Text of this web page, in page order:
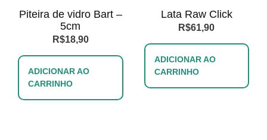
Piteira de vidro Bart –
5cm
R$18,90
ADICIONAR AO
CARRINHO
Lata Raw Click
R$61,90
ADICIONAR AO
CARRINHO